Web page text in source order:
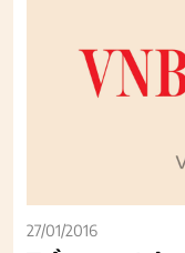
27/01/2016